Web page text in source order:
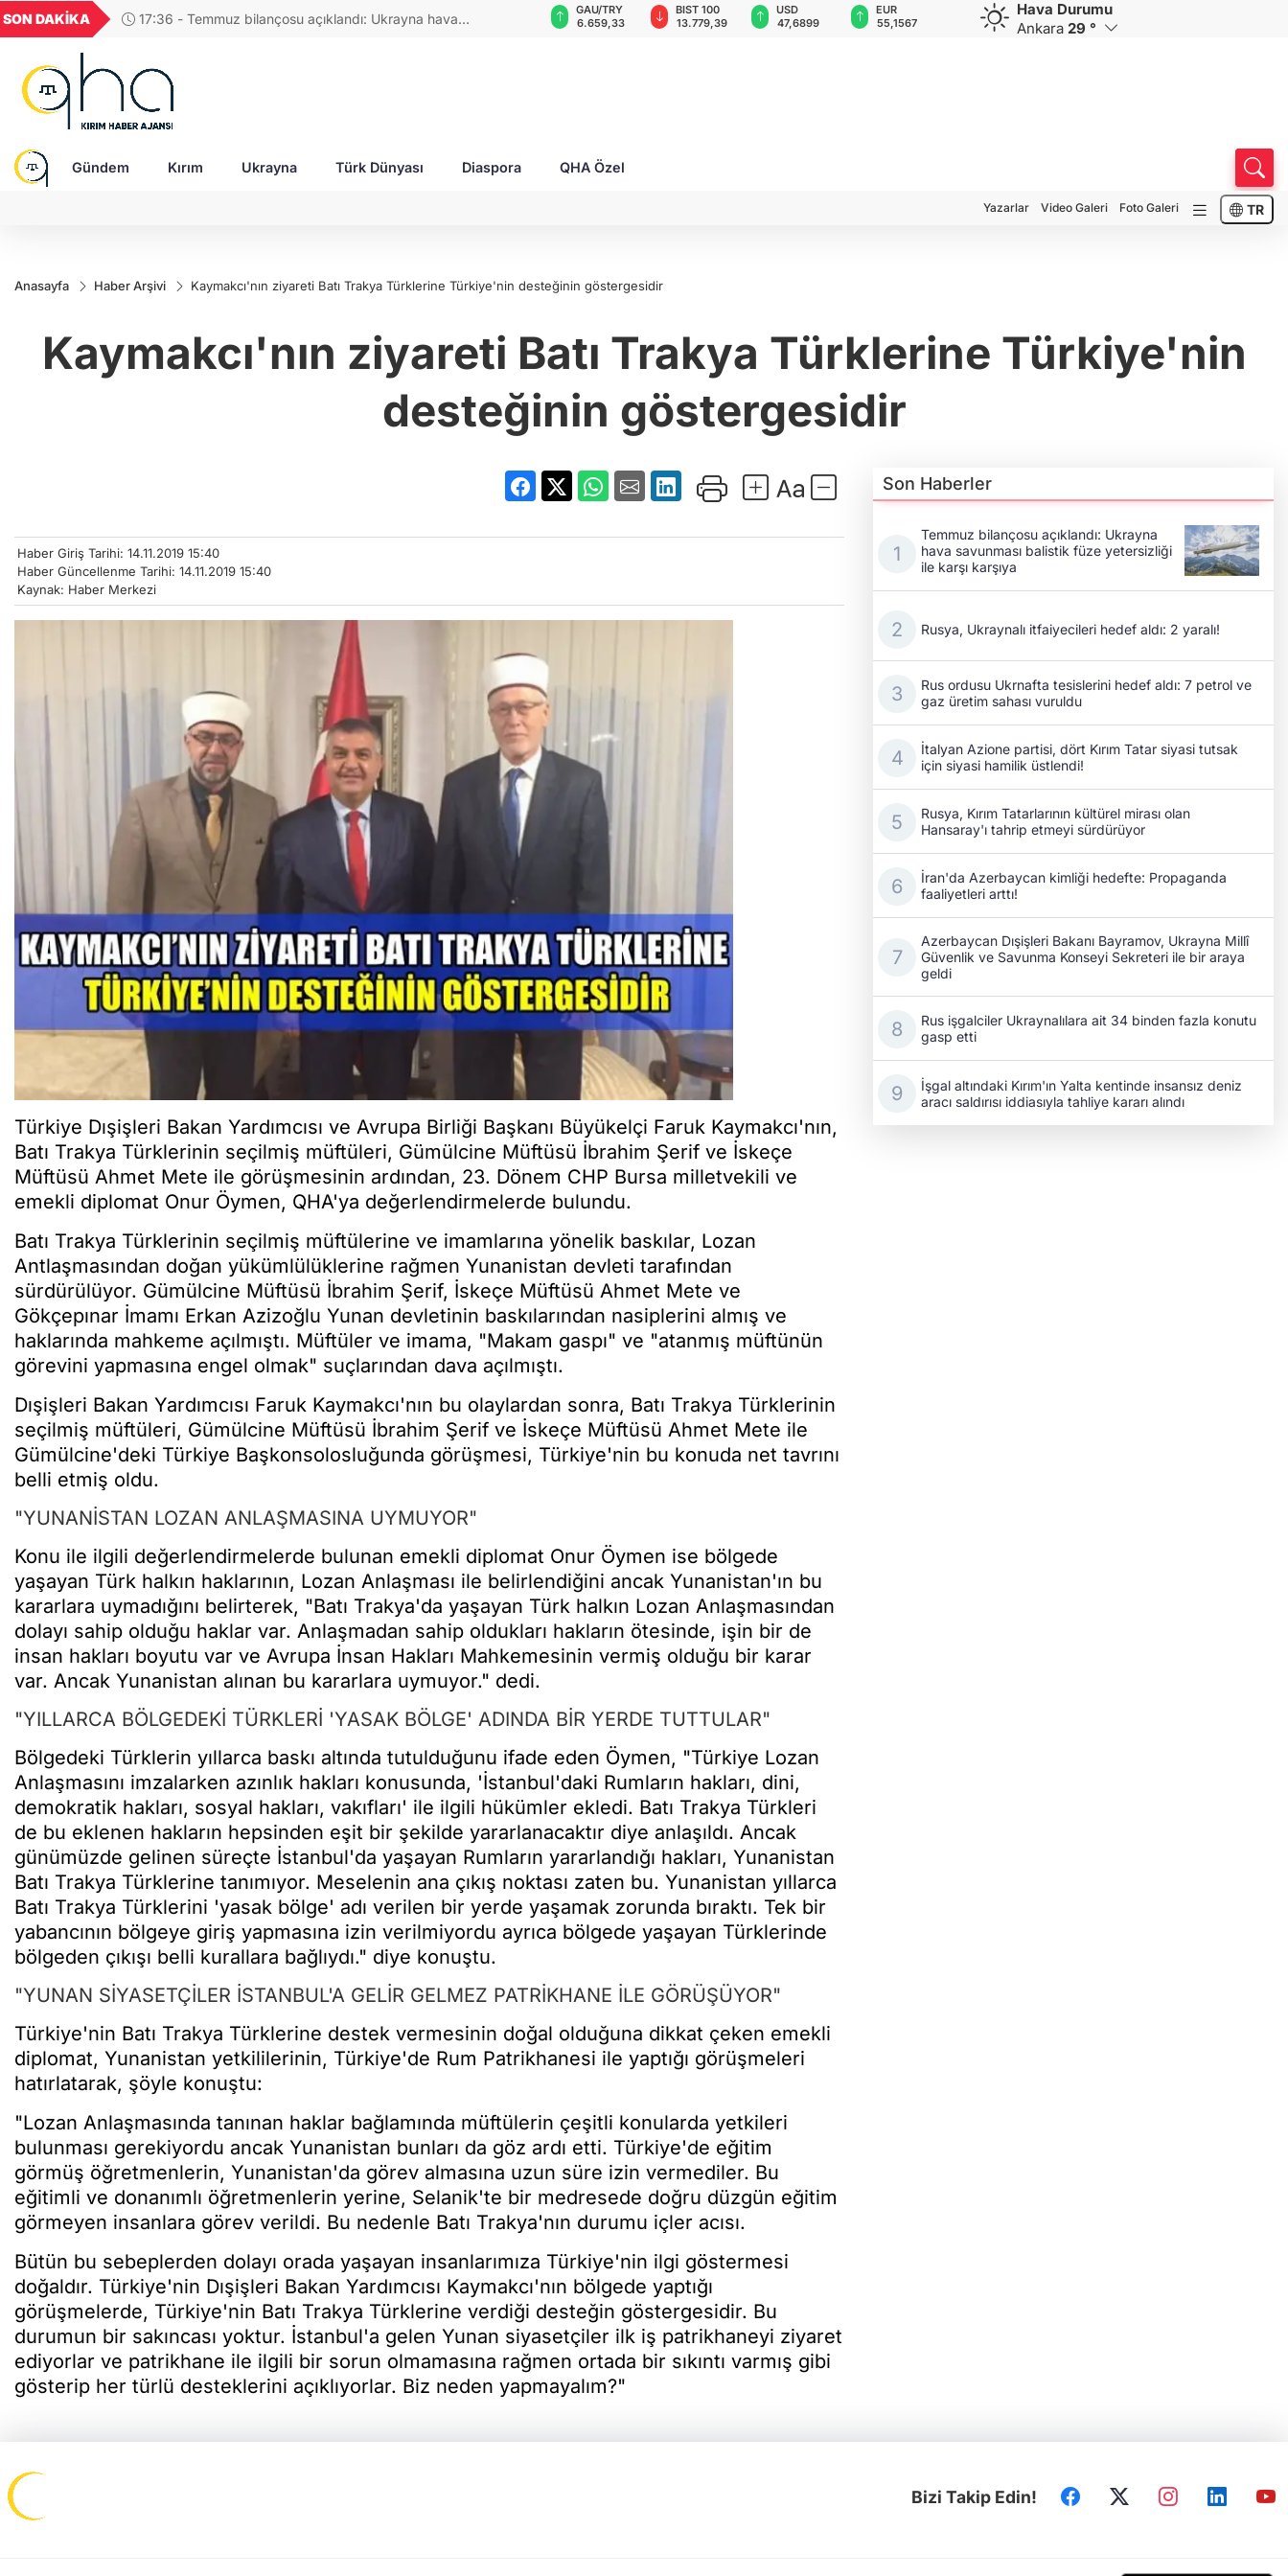
SON DAKİKA 17:48 - Rusya, Ukraynalı itfaiyecileri hedef aldı: 2 yaralı!
UYU
1,1851
18,2720
16,3827
27,9743
GAU/TRY
6.659,33
BIST 100
13.779,39
USD
47,6899
EUR
55,1567
GBP
64,3833
CHF
59,0295
Hava Durumu
Ankara 29 °
Gündem Kırım Ukrayna Türk Dünyası Diaspora QHA Özel
Yazarlar Video Galeri Foto Galeri TR
Anasayfa Haber Arşivi Kaymakcı'nın ziyareti Batı Trakya Türklerine Türkiye'nin desteğinin göstergesidir
Kaymakcı'nın ziyareti Batı Trakya Türklerine Türkiye'nin
desteğinin göstergesidir
Haber Giriş Tarihi: 14.11.2019 15:40
Haber Güncellenme Tarihi: 14.11.2019 15:40
Kaynak: Haber Merkezi
Türkiye Dışişleri Bakan Yardımcısı ve Avrupa Birliği Başkanı Büyükelçi Faruk Kaymakcı'nın,
Batı Trakya Türklerinin seçilmiş müftüleri, Gümülcine Müftüsü İbrahim Şerif ve İskeçe
Müftüsü Ahmet Mete ile görüşmesinin ardından, 23. Dönem CHP Bursa milletvekili ve
emekli diplomat Onur Öymen, QHA'ya değerlendirmelerde bulundu.
Batı Trakya Türklerinin seçilmiş müftülerine ve imamlarına yönelik baskılar, Lozan
Antlaşmasından doğan yükümlülüklerine rağmen Yunanistan devleti tarafından
sürdürülüyor. Gümülcine Müftüsü İbrahim Şerif, İskeçe Müftüsü Ahmet Mete ve
Gökçepınar İmamı Erkan Azizoğlu Yunan devletinin baskılarından nasiplerini almış ve
haklarında mahkeme açılmıştı. Müftüler ve imama, "Makam gaspı" ve "atanmış müftünün
görevini yapmasına engel olmak" suçlarından dava açılmıştı.
Dışişleri Bakan Yardımcısı Faruk Kaymakcı'nın bu olaylardan sonra, Batı Trakya Türklerinin
seçilmiş müftüleri, Gümülcine Müftüsü İbrahim Şerif ve İskeçe Müftüsü Ahmet Mete ile
Gümülcine'deki Türkiye Başkonsolosluğunda görüşmesi, Türkiye'nin bu konuda net tavrını
belli etmiş oldu.
"YUNANİSTAN LOZAN ANLAŞMASINA UYMUYOR"
Konu ile ilgili değerlendirmelerde bulunan emekli diplomat Onur Öymen ise bölgede
yaşayan Türk halkın haklarının, Lozan Anlaşması ile belirlendiğini ancak Yunanistan'ın bu
kararlara uymadığını belirterek, "Batı Trakya'da yaşayan Türk halkın Lozan Anlaşmasından
dolayı sahip olduğu haklar var. Anlaşmadan sahip oldukları hakların ötesinde, işin bir de
insan hakları boyutu var ve Avrupa İnsan Hakları Mahkemesinin vermiş olduğu bir karar
var. Ancak Yunanistan alınan bu kararlara uymuyor." dedi.
"YILLARCA BÖLGEDEKİ TÜRKLERİ 'YASAK BÖLGE' ADINDA BİR YERDE TUTTULAR"
Bölgedeki Türklerin yıllarca baskı altında tutulduğunu ifade eden Öymen, "Türkiye Lozan
Anlaşmasını imzalarken azınlık hakları konusunda, 'İstanbul'daki Rumların hakları, dini,
demokratik hakları, sosyal hakları, vakıfları' ile ilgili hükümler ekledi. Batı Trakya Türkleri
de bu eklenen hakların hepsinden eşit bir şekilde yararlanacaktır diye anlaşıldı. Ancak
günümüzde gelinen süreçte İstanbul'da yaşayan Rumların yararlandığı hakları, Yunanistan
Batı Trakya Türklerine tanımıyor. Meselenin ana çıkış noktası zaten bu. Yunanistan yıllarca
Batı Trakya Türklerini 'yasak bölge' adı verilen bir yerde yaşamak zorunda bıraktı. Tek bir
yabancının bölgeye giriş yapmasına izin verilmiyordu ayrıca bölgede yaşayan Türklerinde
bölgeden çıkışı belli kurallara bağlıydı." diye konuştu.
"YUNAN SİYASETÇİLER İSTANBUL'A GELİR GELMEZ PATRİKHANE İLE GÖRÜŞÜYOR"
Türkiye'nin Batı Trakya Türklerine destek vermesinin doğal olduğuna dikkat çeken emekli
diplomat, Yunanistan yetkililerinin, Türkiye'de Rum Patrikhanesi ile yaptığı görüşmeleri
hatırlatarak, şöyle konuştu:
"Lozan Anlaşmasında tanınan haklar bağlamında müftülerin çeşitli konularda yetkileri
bulunması gerekiyordu ancak Yunanistan bunları da göz ardı etti. Türkiye'de eğitim
görmüş öğretmenlerin, Yunanistan'da görev almasına uzun süre izin vermediler. Bu
eğitimli ve donanımlı öğretmenlerin yerine, Selanik'te bir medresede doğru düzgün eğitim
görmeyen insanlara görev verildi. Bu nedenle Batı Trakya'nın durumu içler acısı.
Bütün bu sebeplerden dolayı orada yaşayan insanlarımıza Türkiye'nin ilgi göstermesi
doğaldır. Türkiye'nin Dışişleri Bakan Yardımcısı Kaymakcı'nın bölgede yaptığı
görüşmelerde, Türkiye'nin Batı Trakya Türklerine verdiği desteğin göstergesidir. Bu
durumun bir sakıncası yoktur. İstanbul'a gelen Yunan siyasetçiler ilk iş patrikhaneyi ziyaret
ediyorlar ve patrikhane ile ilgili bir sorun olmamasına rağmen ortada bir sıkıntı varmış gibi
gösterip her türlü desteklerini açıklıyorlar. Biz neden yapmayalım?"
Son Haberler
Temmuz bilançosu açıklandı: Ukrayna
hava savunması balistik füze yetersizliği
ile karşı karşıya
Rusya, Ukraynalı itfaiyecileri hedef aldı: 2 yaralı!
Rus ordusu Ukrnafta tesislerini hedef aldı: 7 petrol ve
gaz üretim sahası vuruldu
İtalyan Azione partisi, dört Kırım Tatar siyasi tutsak
için siyasi hamilik üstlendi!
Rusya, Kırım Tatarlarının kültürel mirası olan
Hansaray'ı tahrip etmeyi sürdürüyor
İran'da Azerbaycan kimliği hedefte: Propaganda
faaliyetleri arttı!
Azerbaycan Dışişleri Bakanı Bayramov, Ukrayna Millî
Güvenlik ve Savunma Konseyi Sekreteri ile bir araya
geldi
Rus işgalciler Ukraynalılara ait 34 binden fazla konutu
gasp etti
İşgal altındaki Kırım'ın Yalta kentinde insansız deniz
aracı saldırısı iddiasıyla tahliye kararı alındı
Bizi Takip Edin!